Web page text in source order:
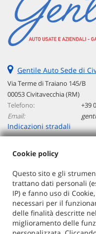
Gentile Auto Sede di
Via Terme di Traiano 145/B
00053 Civitavecchia (RM)
Telefono:
+39
Email:
Indicazioni stradali
G AUTO SRLS
Via Copenaghen 40 - 00144
C.F/P.IVA:17175831001
Registro delle imprese:RM
Cookie policy
Questo sito e gli
trattano dati personali
IP) e fanno uso di
necessari per il
delle finalità descritte
miglioramento delle